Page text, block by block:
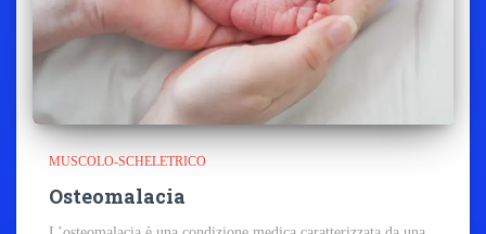
MUSCOLO-SCHELETRICO
Osteomalacia